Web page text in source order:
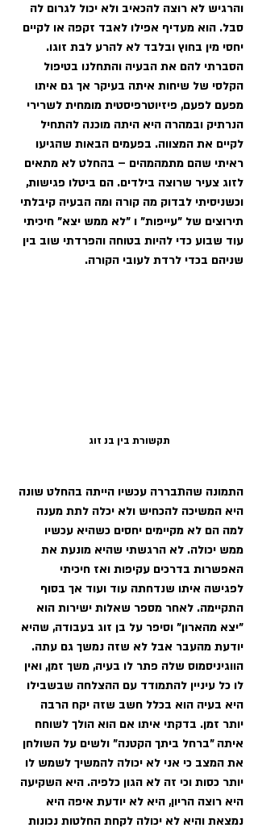
והרגיש לא רוצה להכאיב ולא יכול לגרום לה
סבל. הוא מעדיף אפילו לאבד זקפה או לקיים
יחסי מין בחוץ ובלבד לא להרע לבת זוגו.
הסברתי להם את הבעיה והתחלנו בטיפול
הקלסי של שיחות איתה בעיקר אך גם איתו
מפעם לפעם, פיזיוטרפיסטית מומחית לשרירי
הנרתיק ובמהרה היא היתה מוכנה להתחיל
לקיים את המצווה. בפעמים הבאות שהגיעו
ראיתי שהם מתמהמהים – בהחלט לא מתאים
לזוג צעיר שרוצה בילדים. הם ביטלו פגישות,
וכשניסיתי לבדוק מה קורה ומה הבעיה קיבלתי
תירוצים של "עייפות" ו "לא ממש יצא" חיכיתי
עוד שבוע כדי להיות בטוחה והפרדתי שוב בין
שניהם בכדי לרדת לעובי הקורה.
תקשורת בין בנ זוג
התמונה שהתבררה עכשיו הייתה בהחלט שונה
היא המשיכה להכחיש ולא יכלה לתת מענה
למה הם לא מקיימים יחסים כשהיא עכשיו
ממש יכולה. לא הרגשתי שהיא מונעת את
האפשרות בדרכים עקיפות ואז חיכיתי
לפגישה איתו שנדחתה עוד ועוד אך בסוף
התקיימה. לאחר מספר שאלות ישירות הוא
"יצא מהארון" וסיפר על בן זוג בעבודה, שהיא
יודעת מהעבר אבל לא שזה נמשך גם עתה.
הווגיניסמוס שלה פתר לו בעיה, משך זמן, ואין
לו כל עיניין להתמודד עם ההצלחה שבשבילו
היא בעיה הוא בכלל חשב שזה יקח הרבה
יותר זמן. בדקתי איתו אם הוא הולך לשוחח
איתה "ברחל ביתך הקטנה" ולשים על השולחן
את המצב כי אני לא יכולה להמשיך לשמש לו
יותר כסות וכי זה לא הגון כלפיה. היא השקיעה
היא רוצה הריון, היא לא יודעת איפה היא
נמצאת והיא לא יכולה לקחת החלטות נכונות